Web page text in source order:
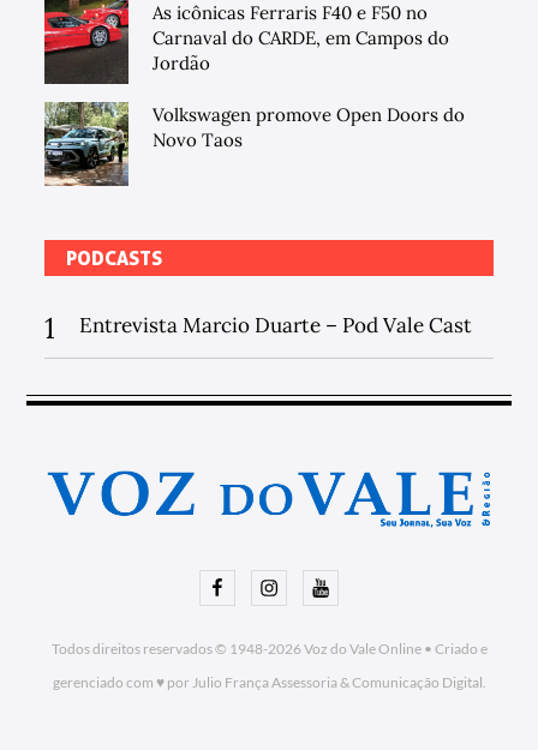
As icônicas Ferraris F40 e F50 no
Carnaval do CARDE, em Campos do
Jordão
Volkswagen promove Open Doors do
Novo Taos
PODCASTS
1 Entrevista Marcio Duarte – Pod Vale Cast
FacebookInstagramYoutube
Todos direitos reservados © 1948-2026Voz do Vale Online• Criado e
gerenciado com ♥ por Julio França Assessoria& Comunicação Digital.